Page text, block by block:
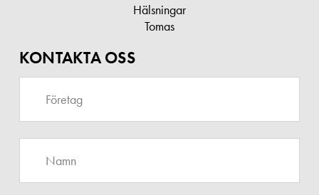
Hälsningar
Tomas
KONTAKTA OSS